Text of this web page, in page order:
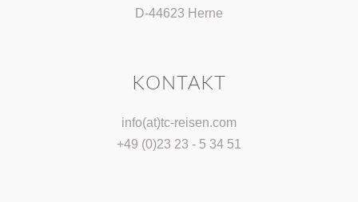
D-44623 Herne
KONTAKT
info(at)tc-reisen.com
+49 (0)23 23 - 5 34 51